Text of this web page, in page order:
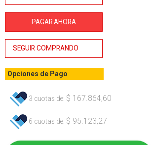
220V BTA
PAGAR AHORA
SEGUIR COMPRANDO
Opciones de Pago
3 cuotas de: $ 167.864,60
6 cuotas de: $ 95.123,27